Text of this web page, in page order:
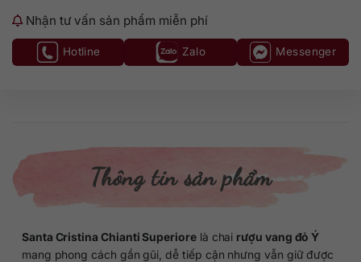
Nhận tư vấn sản phẩm miễn phí
Hotline Zalo Messenger
Thông tin sản phẩm
Santa Cristina Chianti Superiorelà chai rượu vang đỏ Ý
mang phong cách gần gũi, dễ tiếp cận nhưng vẫn giữ được